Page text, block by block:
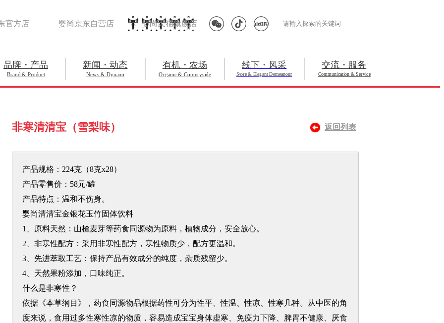
婴尚天猫旗舰店
婴尚京东自营店
官方店
品牌・产品
Brand & Product
新闻・动态
News & Dynami
有机・农场
Organic & Countryside
线下・风采
Store & Elegant Demeanour
交流・服务
Communication & Service
返回列表
非寒清清宝（雪梨味）
产品规格：224克（8克x28）
产品零售价：58元/罐
产品特点：温和不伤身。
婴尚清清宝金银花玉竹固体饮料
1、原料天然：山楂麦芽等药食同源物为原料，植物成分，安全放心。
2、非寒性配方：采用非寒性配方，寒性物质少，配方更温和。
3、先进萃取工艺：保持产品有效成分的纯度，杂质残留少。
4、天然果粉添加，口味纯正。
什么是非寒性？
依据《本草纲目》，药食同源物品根据药性可分为性平、性温、性凉、性寒几种。从中医的角
度来说，食用过多性寒性凉的物质，容易造成宝宝身体虚寒、免疫力下降、脾胃不健康、厌食